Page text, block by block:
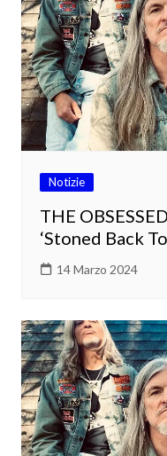
Notizie
THE
‘Stoned Back
14 Marzo 2024